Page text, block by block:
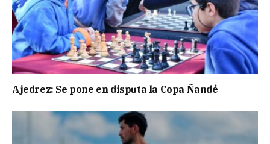
Ajedrez: Se pone en disputa la Copa Ñandé